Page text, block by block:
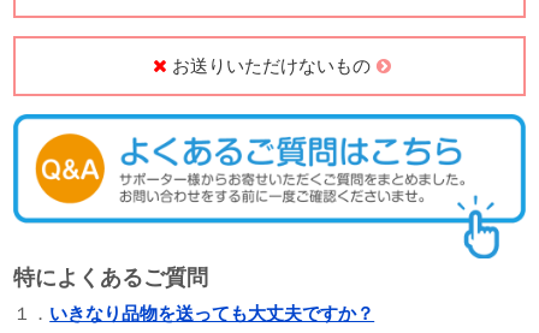
お送りいただけないもの
特によくあるご質問
１． いきなり品物を送っても大丈夫ですか？